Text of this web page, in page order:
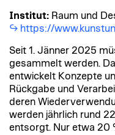
Institut: Raum und
https://
Seit 1. Jänner 2025
gesammelt werden.
entwickelt Konzepte
Rückgabe und
deren
werden jährlich rund
entsorgt. Nur etwa 20